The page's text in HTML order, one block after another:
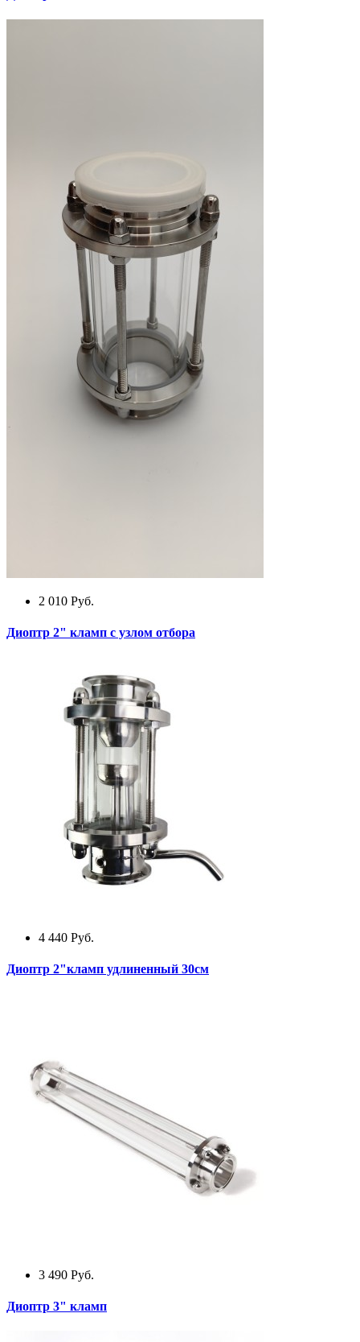
2 010 Руб.
Диоптр 2" кламп с узлом отбора
4 440 Руб.
Диоптр 2"кламп удлиненный 30см
3 490 Руб.
Диоптр 3" кламп